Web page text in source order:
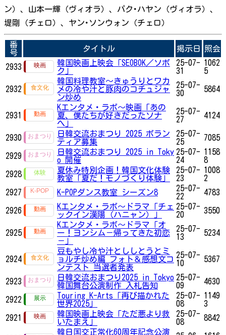
ン）、山本一輝（ヴィオラ）、パク･ハヤン（ヴィオラ）、
堤剛（チェロ）、ヤン･ソンウォン（チェロ）
番
号
タイトル 掲示日 照会
2933
韓国映画上映会「SEOBOK／ソボ
ク」
25-07-
31
1062
5
2932
韓国料理教室～きゅうりとワカ
メの冷や汁と豚肉のコチュジャ
ン炒め
25-07-
30
5864
2931
Kエンタメ・ラボ～映画「あの
夏、僕たちが好きだったソナ
へ」
25-07-
27
4124
2930
日韓交流おまつり 2025 ボラン
ティア募集
25-07-
25
7085
2929
日韓交流おまつり 2025 in Toky
o 開催
25-07-
24
1158
8
2928
夏休み特別企画！韓国文化体験
教室「夏だ！モノづくり体験」
25-07-
23
1008
2
2927
K-POPダンス教室 シーズン8
25-07-
22
4783
2926
Kエンタメ・ラボ～ドラマ「チェ
ックイン漢陽（ハニャン）」
25-07-
20
3550
2925
Kエンタメ・ラボ～ドラマ「オ
ー！ヨンシム－帰ってきた初恋
－」
25-07-
13
5234
2924
豆もやし冷や汁とししとうとミ
ョルチ炒め編 フォト＆感想文コ
ンテスト 当選者発表
25-07-
10
5367
2923
日韓交流おまつり2025 in Tokyo
韓国舞台公演制作 入札告知
25-07-
09
4630
2922
Touring K-Arts「再び描かれた
世界2025」
25-07-
08
1149
3
2921
韓国映画上映会「ただ悪より救
いたまえ」
25-07-
08
8842
韓日国交正常化60周年記念公演